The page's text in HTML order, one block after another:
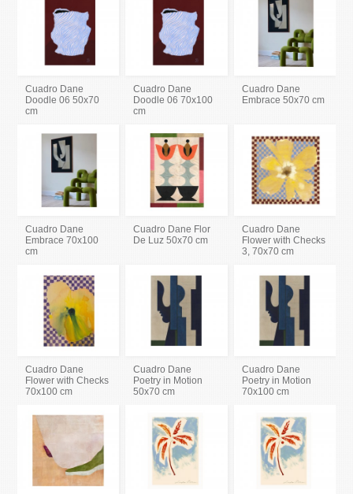
Cuadro Dane
Doodle 06 50x70
cm
Cuadro Dane
Doodle 06 70x100
cm
Cuadro Dane
Embrace 50x70 cm
Cuadro Dane
Embrace 70x100
cm
Cuadro Dane Flor
De Luz 50x70 cm
Cuadro Dane
Flower with Checks
3, 70x70 cm
Cuadro Dane
Flower with Checks
70x100 cm
Cuadro Dane
Poetry in Motion
50x70 cm
Cuadro Dane
Poetry in Motion
70x100 cm